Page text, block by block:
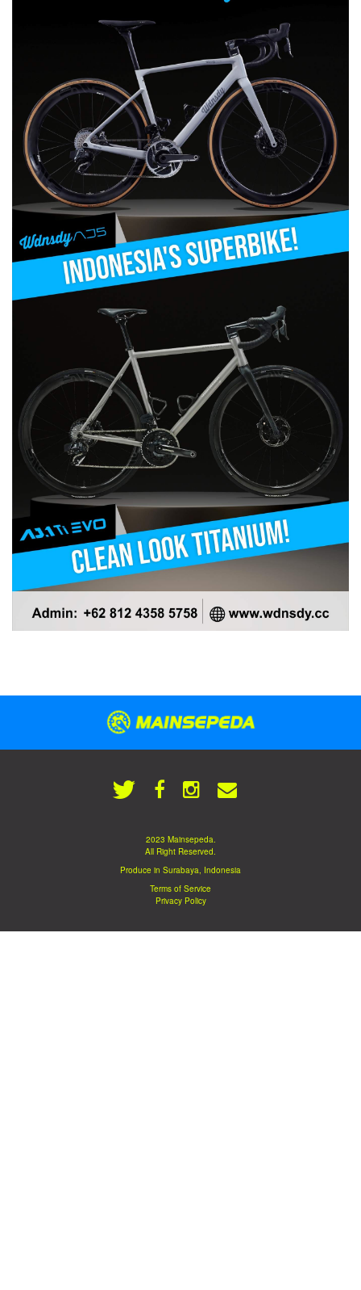
2023 Mainsepeda.
All Right Reserved.
Produce in Surabaya, Indonesia
Terms of Service
Privacy Policy